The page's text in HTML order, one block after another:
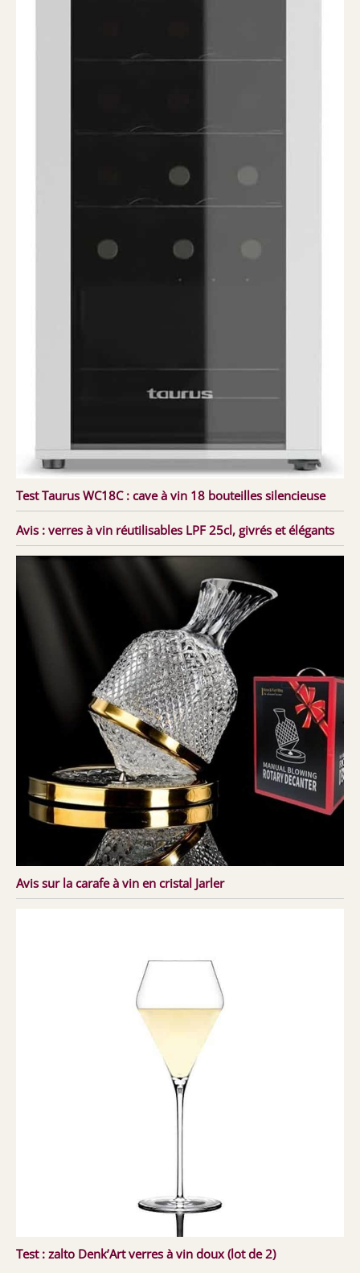
Test Taurus WC18C : cave à vin 18 bouteilles silencieuse
Avis : verres à vin réutilisables LPF 25cl, givrés et élégants
Avis sur la carafe à vin en cristal Jarler
Test : zalto Denk’Art verres à vin doux (lot de 2)